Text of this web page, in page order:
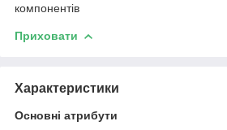
компонентів
Приховати
Характеристики
Основні атрибути